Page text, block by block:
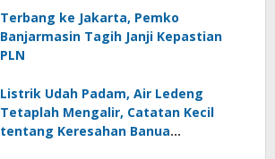
Terbang ke Jakarta, Pemko
Banjarmasin Tagih Janji Kepastian
PLN
Listrik Udah Padam, Air Ledeng
Tetaplah Mengalir, Catatan Kecil
tentang Keresahan Banua